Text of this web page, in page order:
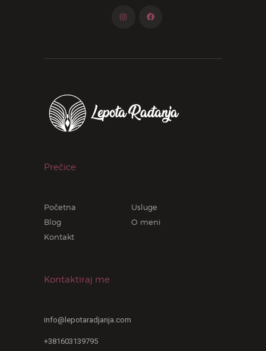
Prečice
Početna
Usluge
Blog
O meni
Kontakt
Kontaktiraj me
info@lepotaradjanja.com
+381603139795